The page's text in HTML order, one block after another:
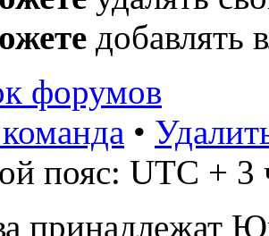
добавлять
форумов
•
пояс: UTC + 3
принадлежат